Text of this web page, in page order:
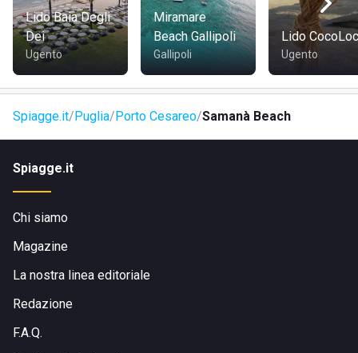
sono dotate di ogni genere di comfort.
Lido Baia Degli
Dei
Ugento
Miramare
Beach Gallipoli
Gallipoli
Lido
Ugento
Spiagge.it Puglia Porto Cesareo Samanà Beach
Spiagge.it
Chi siamo
Magazine
La nostra linea editoriale
Redazione
F.A.Q.